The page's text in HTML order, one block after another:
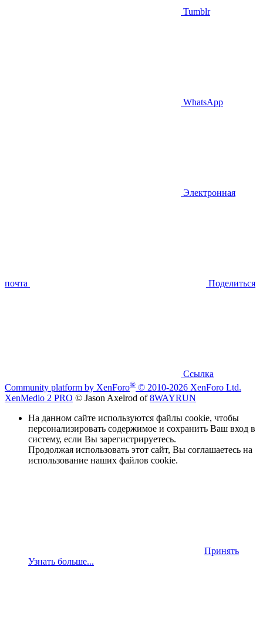
Tumblr
WhatsApp
Электронная
почта Поделиться
Ссылка
Community platform by XenForo® © 2010-2026 XenForo Ltd.
XenMedio 2 PRO © Jason Axelrod of8WAYRUN
На данном сайте используются файлы cookie, чтобы
персонализировать содержимое и сохранить Ваш вход в
систему, если Вы зарегистрируетесь.
Продолжая использовать этот сайт, Вы соглашаетесь на
использование наших файлов cookie.
Принять
Узнать больше...